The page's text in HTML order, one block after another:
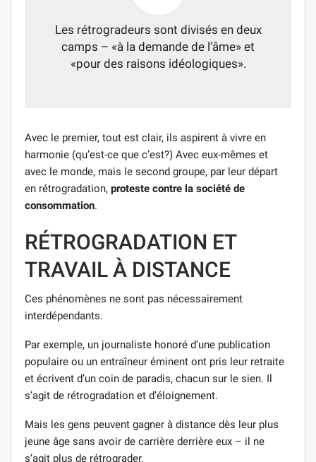
Les rétrogradeurs sont divisés en deux
camps – «à la demande de l’âme» et
«pour des raisons idéologiques».
Avec le premier, tout est clair, ils aspirent à vivre en
harmonie (qu’est-ce que c’est?) Avec eux-mêmes et
avec le monde, mais le second groupe, par leur départ
en rétrogradation, proteste contre la société de
consommation.
RÉTROGRADATION ET
TRAVAIL À DISTANCE
Ces phénomènes ne sont pas nécessairement
interdépendants.
Par exemple, un journaliste honoré d’une publication
populaire ou un entraîneur éminent ont pris leur retraite
et écrivent d’un coin de paradis, chacun sur le sien. Il
s’agit de rétrogradation et d’éloignement.
Mais les gens peuvent gagner à distance dès leur plus
jeune âge sans avoir de carrière derrière eux – il ne
s’agit plus de rétrograder.